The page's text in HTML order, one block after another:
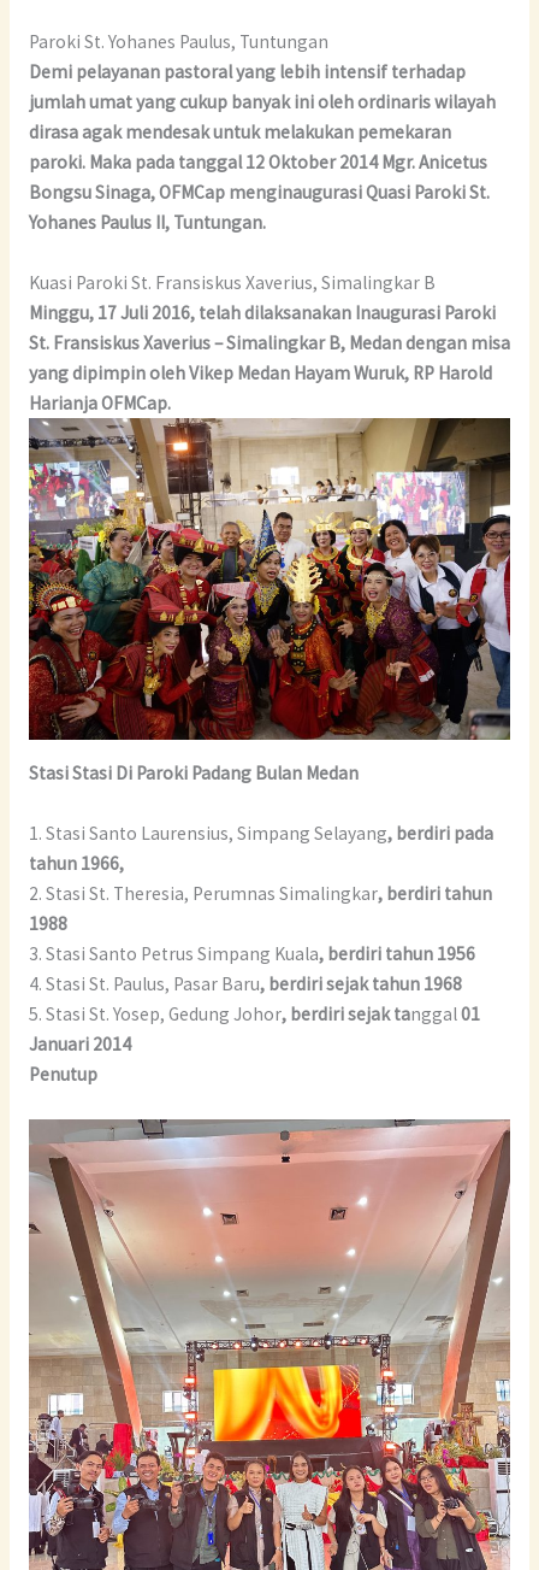
Paroki St. Yohanes Paulus, Tuntungan
Demi pelayanan pastoral yang lebih intensif terhadap
jumlah umat yang cukup banyak ini oleh ordinaris wilayah
dirasa agak mendesak untuk melakukan pemekaran
paroki. Maka pada tanggal 12 Oktober 2014 Mgr. Anicetus
Bongsu Sinaga, OFMCap menginaugurasi Quasi Paroki St.
Yohanes Paulus II, Tuntungan.
Kuasi Paroki St. Fransiskus Xaverius, Simalingkar B
Minggu, 17 Juli 2016, telah dilaksanakan Inaugurasi Paroki
St. Fransiskus Xaverius – Simalingkar B, Medan dengan misa
yang dipimpin oleh Vikep Medan Hayam Wuruk, RP Harold
Harianja OFMCap.
Stasi Stasi Di Paroki Padang Bulan Medan
1. Stasi Santo Laurensius, Simpang Selayang, berdiri pada
tahun 1966,
2. Stasi St. Theresia, Perumnas Simalingkar, berdiri tahun
1988
3. Stasi Santo Petrus Simpang Kuala, berdiri tahun 1956
4. Stasi St. Paulus, Pasar Baru, berdiri sejak tahun 1968
5. Stasi St. Yosep, Gedung Johor, berdiri sejak tanggal01
Januari 2014
Penutup